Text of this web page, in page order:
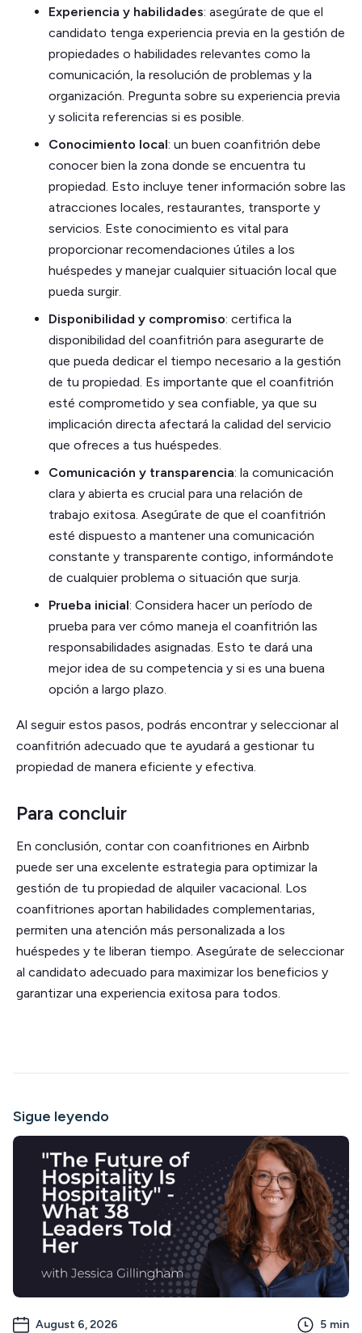
Experiencia y habilidades: asegúrate de que el
candidato tenga experiencia previa en la gestión de
propiedades o habilidades relevantes como la
comunicación, la resolución de problemas y la
organización. Pregunta sobre su experiencia previa
y solicita referencias si es posible.
Conocimiento local: un buen coanfitrión debe
conocer bien la zona donde se encuentra tu
propiedad. Esto incluye tener información sobre las
atracciones locales, restaurantes, transporte y
servicios. Este conocimiento es vital para
proporcionar recomendaciones útiles a los
huéspedes y manejar cualquier situación local que
pueda surgir.
Disponibilidad y compromiso: certifica la
disponibilidad del coanfitrión para asegurarte de
que pueda dedicar el tiempo necesario a la gestión
de tu propiedad. Es importante que el coanfitrión
esté comprometido y sea confiable, ya que su
implicación directa afectará la calidad del servicio
que ofreces a tus huéspedes.
Comunicación y transparencia: la comunicación
clara y abierta es crucial para una relación de
trabajo exitosa. Asegúrate de que el coanfitrión
esté dispuesto a mantener una comunicación
constante y transparente contigo, informándote
de cualquier problema o situación que surja.
Prueba inicial: Considera hacer un período de
prueba para ver cómo maneja el coanfitrión las
responsabilidades asignadas. Esto te dará una
mejor idea de su competencia y si es una buena
opción a largo plazo.
Al seguir estos pasos, podrás encontrar y seleccionar al
coanfitrión adecuado que te ayudará a gestionar tu
propiedad de manera eficiente y efectiva.
Para concluir
En conclusión, contar con coanfitriones en Airbnb
puede ser una excelente estrategia para optimizar la
gestión de tu propiedad de alquiler vacacional. Los
coanfitriones aportan habilidades complementarias,
permiten una atención más personalizada a los
huéspedes y te liberan tiempo. Asegúrate de seleccionar
al candidato adecuado para maximizar los beneficios y
garantizar una experiencia exitosa para todos.
Sigue leyendo
August 6, 2026 5 min